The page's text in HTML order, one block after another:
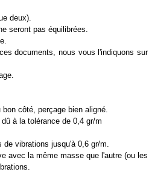
deux).
seront pas équilibrées.
documents, nous vous l'indiquons sur
côté, perçage bien aligné.
à la tolérance de 0,4 gr/m
vibrations jusqu'à 0,6 gr/m.
avec la même masse que l'autre (ou les